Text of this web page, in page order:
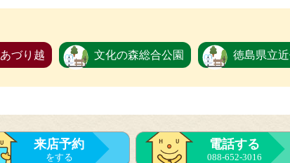
あづり越 文化の森総合公園 徳島県立
来店予約
をする
電話する
088-652-3016